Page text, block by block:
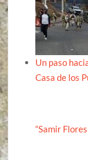
Un paso
Casa de los
“Samir